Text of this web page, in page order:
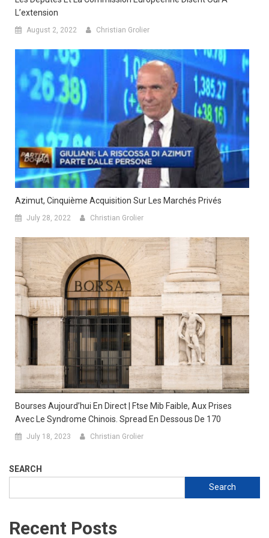
L’extension
August 2, 2022 Christian Grolier
Azimut, Cinquième Acquisition Sur Les Marchés Privés
July 28, 2022 Christian Grolier
Bourses Aujourd’hui En Direct | Ftse Mib Faible, Aux Prises
Avec Le Syndrome Chinois. Spread En Dessous De 170
July 18, 2023 Christian Grolier
SEARCH
Search
Recent Posts